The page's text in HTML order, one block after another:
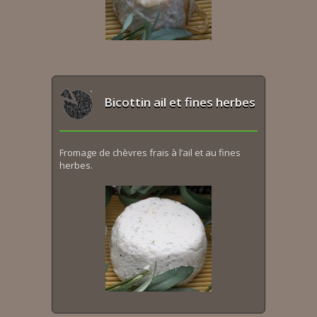
Bicottin ail et fines herbes
Fromage de chèvres frais à l’ail et au fines
herbes.